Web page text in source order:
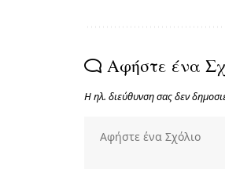
Αφήστε ένα
Η ηλ. διεύθυνση σας δεν